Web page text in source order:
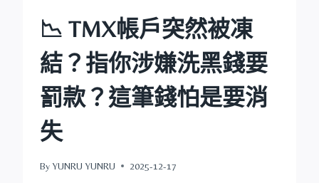
📉 TMX帳戶突然被凍
結？指你涉嫌洗黑錢要
罰款？這筆錢怕是要消
失
By YUNRU YUNRU 2025-12-17